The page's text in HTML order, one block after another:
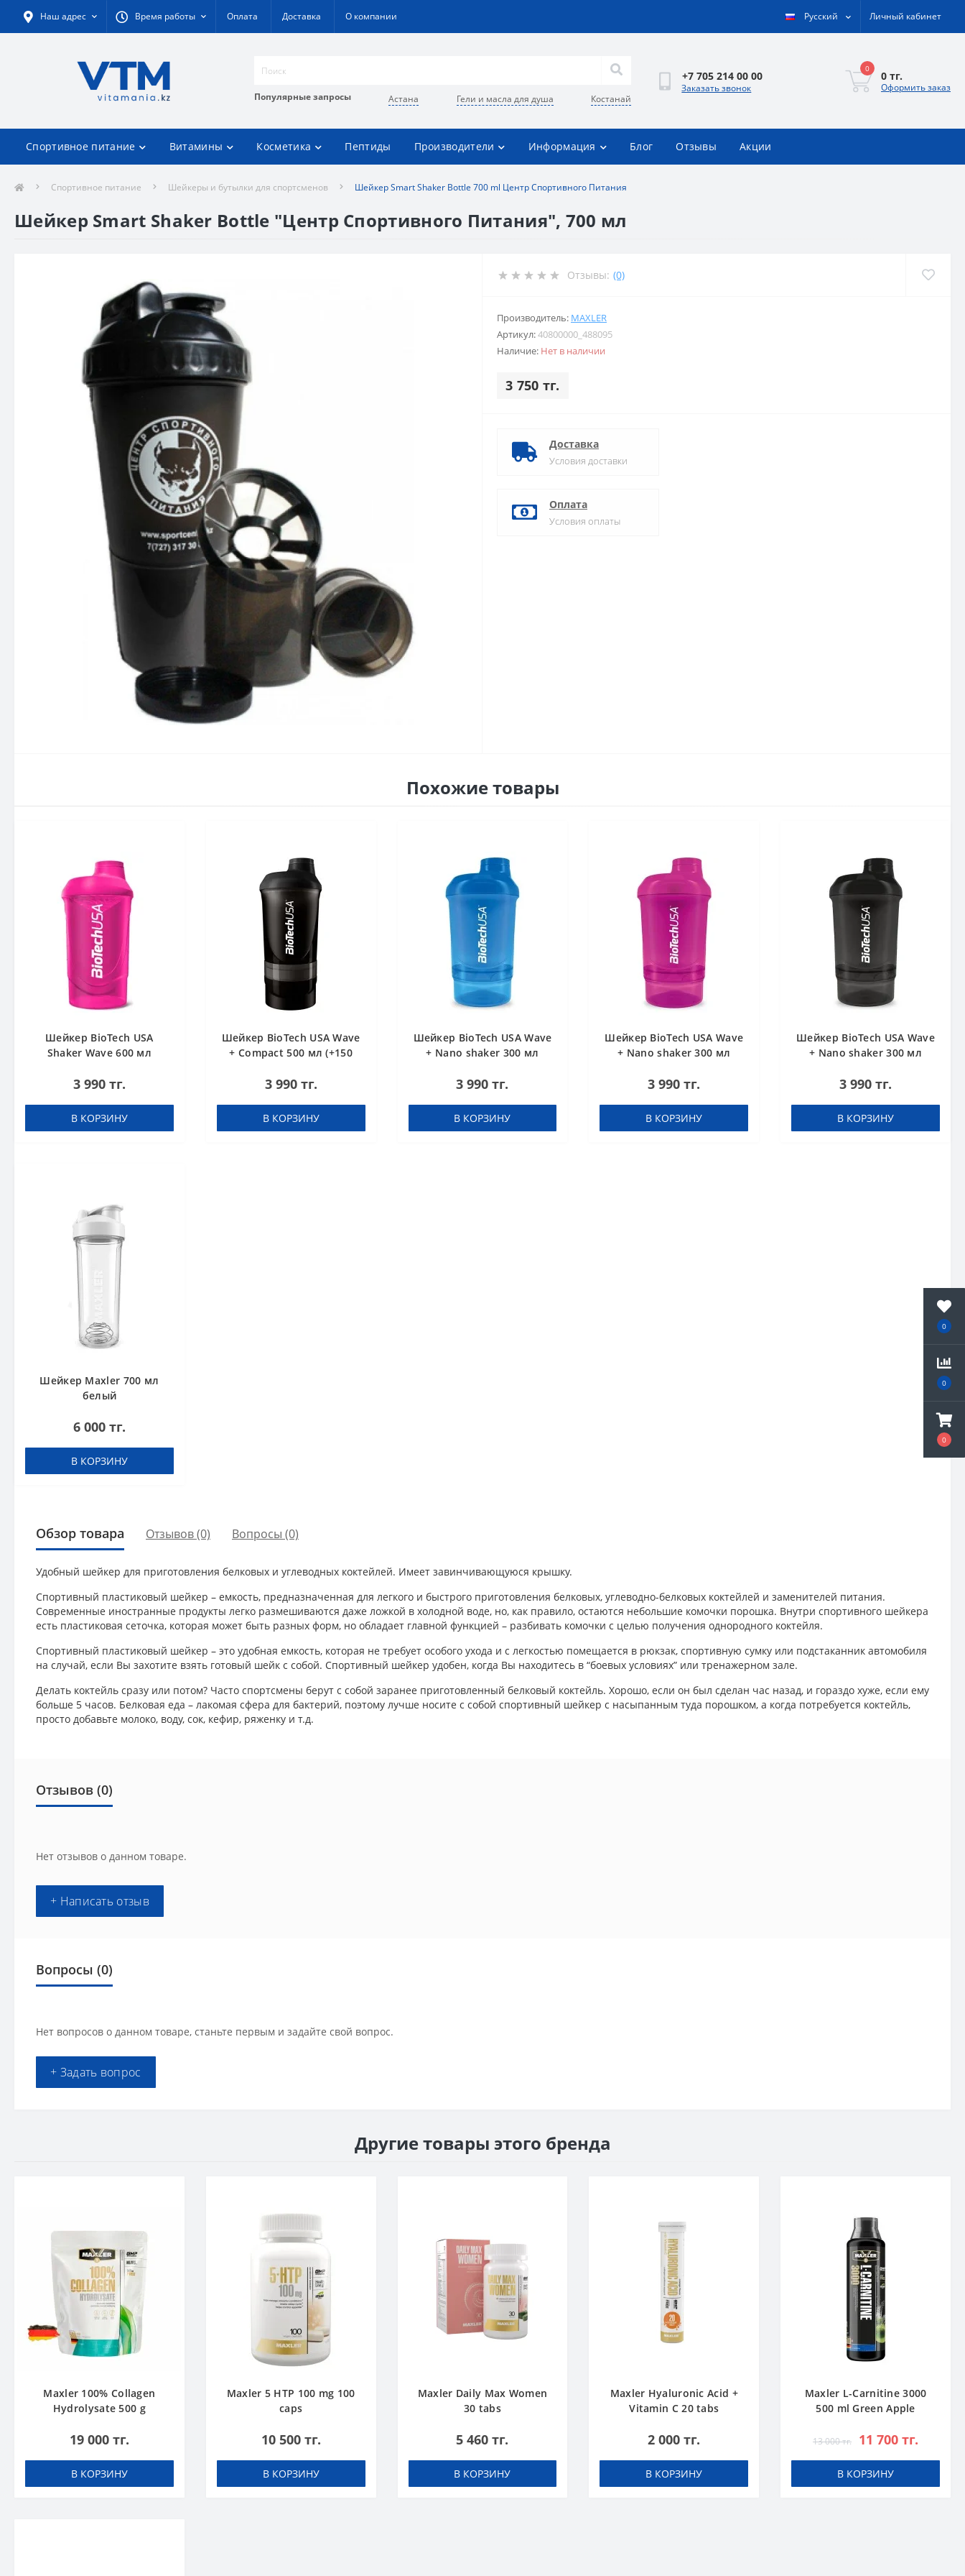
0
0
0
Наш адрес Время работы Оплата Доставка О компании Русский Личный кабинет
Популярные запросы Астана Гели и масла для душа Костанай
+7 705 214 00 00
Заказать звонок
0
0 тг.
Оформить заказ
Спортивное питание Витамины Косметика Пептиды Производители Информация Блог Отзывы Акции
Спортивное питание Шейкеры и бутылки для спортсменов Шейкер Smart Shaker Bottle 700 ml Центр Спортивного Питания
Шейкер Smart Shaker Bottle "Центр Спортивного Питания", 700 мл
Отзывы: (0)
Производитель: MAXLER
Артикул:40800000_488095
Наличие: Нет в наличии
3 750 тг.
Доставка
Условия доставки
Оплата
Условия оплаты
Похожие товары
Шейкер BioTech USA
Shaker Wave 600 мл
3 990 тг.
В КОРЗИНУ
Шейкер BioTech USA Wave
+ Compact 500 мл (+150
3 990 тг.
В КОРЗИНУ
Шейкер BioTech USA Wave
+ Nano shaker 300 мл
3 990 тг.
В КОРЗИНУ
Шейкер BioTech USA Wave
+ Nano shaker 300 мл
3 990 тг.
В КОРЗИНУ
Шейкер BioTech USA Wave
+ Nano shaker 300 мл
3 990 тг.
В КОРЗИНУ
Шейкер Maxler 700 мл
белый
6 000 тг.
В КОРЗИНУ
Обзор товара Отзывов (0) Вопросы (0)
Удобный шейкер для приготовления белковых и углеводных коктейлей. Имеет завинчивающуюся крышку.
Спортивный пластиковый шейкер – емкость, предназначенная для легкого и быстрого приготовления белковых, углеводно-белковых коктейлей и заменителей питания.
Современные иностранные продукты легко размешиваются даже ложкой в холодной воде, но, как правило, остаются небольшие комочки порошка. Внутри спортивного шейкера
есть пластиковая сеточка, которая может быть разных форм, но обладает главной функцией – разбивать комочки с целью получения однородного коктейля.
Спортивный пластиковый шейкер – это удобная емкость, которая не требует особого ухода и с легкостью помещается в рюкзак, спортивную сумку или подстаканник автомобиля
на случай, если Вы захотите взять готовый шейк с собой. Спортивный шейкер удобен, когда Вы находитесь в “боевых условиях” или тренажерном зале.
Делать коктейль сразу или потом? Часто спортсмены берут с собой заранее приготовленный белковый коктейль. Хорошо, если он был сделан час назад, и гораздо хуже, если ему
больше 5 часов. Белковая еда – лакомая сфера для бактерий, поэтому лучше носите с собой спортивный шейкер с насыпанным туда порошком, а когда потребуется коктейль,
просто добавьте молоко, воду, сок, кефир, ряженку и т.д.
Отзывов (0)
Нет отзывов о данном товаре.
+ Написать отзыв
Вопросы (0)
Нет вопросов о данном товаре, станьте первым и задайте свой вопрос.
+ Задать вопрос
Другие товары этого бренда
Maxler 100% Collagen
Hydrolysate 500 g
19 000 тг.
В КОРЗИНУ
Maxler 5 HTP 100 mg 100
caps
10 500 тг.
В КОРЗИНУ
Maxler Daily Max Women
30 tabs
5 460 тг.
В КОРЗИНУ
Maxler Hyaluronic Acid +
Vitamin C 20 tabs
2 000 тг.
В КОРЗИНУ
Maxler L-Carnitine 3000
500 ml Green Apple
13 000 тг. 11 700 тг.
В КОРЗИНУ